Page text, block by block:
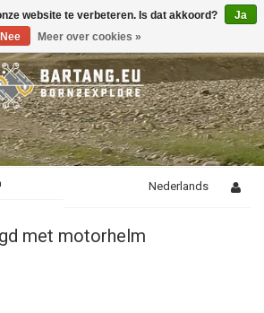
Nederlands
met motorhelm
website te verbeteren. Is dat akkoord?
Ja
Nee
Meer over cookies »